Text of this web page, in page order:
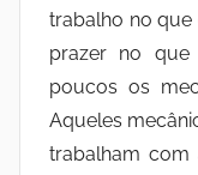
trabalho no
prazer no que
poucos os
Aqueles
trabalham com